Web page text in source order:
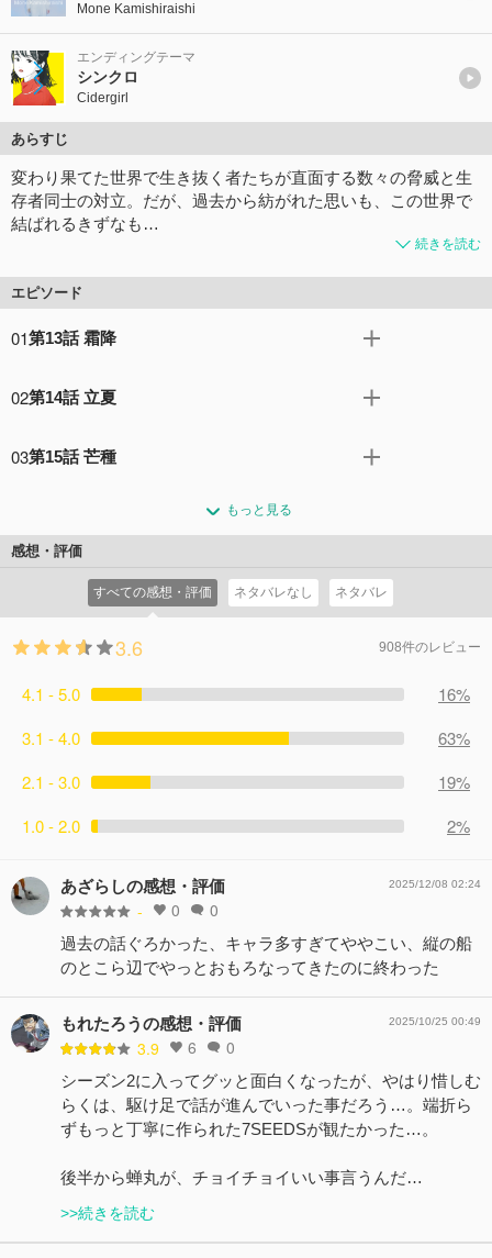
Mone Kamishiraishi
エンディングテーマ
シンクロ
Cidergirl
あらすじ
変わり果てた世界で生き抜く者たちが直面する数々の脅威と生
存者同士の対立。だが、過去から紡がれた思いも、この世界で
結ばれるきずなも…
続きを読む
エピソード
01第13話 霜降
れた花を思い、悲しみを募らせる。新巻は花の生存を信
コメント1件
02第14話 立夏
るつもりが、図らずも夏のBチームに合流してしまい、一
03第15話 芒種
サバイバル能力に疑問を持ち始める。安居はナツに茂の面
影を見出し、世話を焼き始める。
もっと見る
感想・評価
すべての感想・評価 ネタバレなし ネタバレ
3.6 908件のレビュー
4.1 - 5.0
16%
3.1 - 4.0
63%
2.1 - 3.0
19%
1.0 - 2.0
2%
あざらしの感想・評価
- 0 0
2025/12/08 02:24
過去の話ぐろかった、キャラ多すぎてややこい、縦の船
のとこら辺でやっとおもろなってきたのに終わった
もれたろうの感想・評価
3.9 6 0
2025/10/25 00:49
シーズン2に入ってグッと面白くなったが、やはり惜しむ
らくは、駆け足で話が進んでいった事だろう…。端折ら
ずもっと丁寧に作られた7SEEDSが観たかった…。
後半から蝉丸が、チョイチョイいい事言うんだ…
>>続きを読む